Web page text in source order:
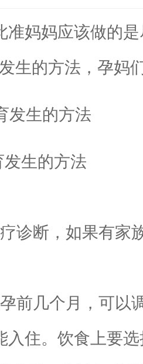
妈妈应该做的是
生的方法，孕妈
生的方法
断，如果有家
几个月，可以
住。饮食上要选